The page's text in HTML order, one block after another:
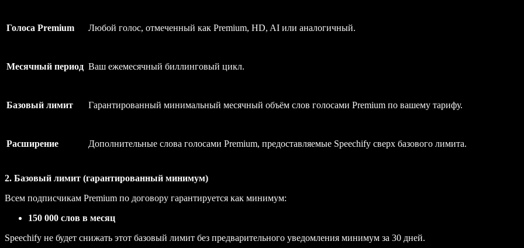
Голоса Premium Любой голос, отмеченный как Premium, HD, AI или аналогичный.
Месячный период Ваш ежемесячный биллинговый цикл.
Базовый лимит Гарантированный минимальный месячный объём слов голосами Premium по вашему тарифу.
Расширение Дополнительные слова голосами Premium, предоставляемые Speechify сверх базового лимита.
2. Базовый лимит (гарантированный минимум)
Всем подписчикам Premium по договору гарантируется как минимум:
150 000 слов в месяц
Speechify не будет снижать этот базовый лимит без предварительного уведомления минимум за 30 дней.